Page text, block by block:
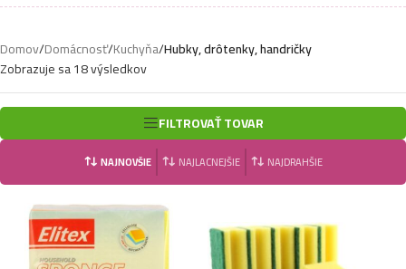
Domov/Domácnosť/Kuchyňa/Hubky, drôtenky, handričky
Zobrazuje sa 18 výsledkov
FILTROVAŤ TOVAR
NAJNOVŠIE NAJLACNEJŠIE NAJDRAHŠIE